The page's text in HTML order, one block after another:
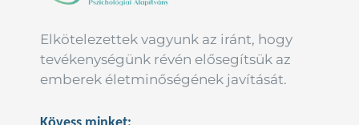
Elkötelezettek vagyunk az iránt, hogy
tevékenységünk révén elősegítsük az
emberek életminőségének javítását.